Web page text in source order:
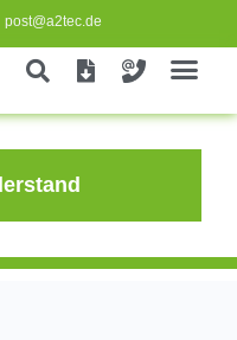
post@a2tec.de